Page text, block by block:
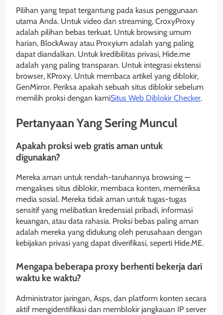
Pilihan yang tepat tergantung pada kasus penggunaan
utama Anda. Untuk video dan streaming, CroxyProxy
adalah pilihan bebas terkuat. Untuk browsing umum
harian, BlockAway atau Proxyium adalah yang paling
dapat diandalkan. Untuk kredibilitas privasi, Hide.me
adalah yang paling transparan. Untuk integrasi ekstensi
browser, KProxy. Untuk membaca artikel yang diblokir,
GenMirror. Periksa apakah sebuah situs diblokir sebelum
memilih proksi dengan kamiSitus Web Diblokir Checker.
Pertanyaan Yang Sering Muncul
Apakah proksi web gratis aman untuk
digunakan?
Mereka aman untuk rendah-taruhannya browsing —
mengakses situs diblokir, membaca konten, memeriksa
media sosial. Mereka tidak aman untuk tugas-tugas
sensitif yang melibatkan kredensial pribadi, informasi
keuangan, atau data rahasia. Proksi bebas paling aman
adalah mereka yang didukung oleh perusahaan dengan
kebijakan privasi yang dapat diverifikasi, seperti Hide.ME.
Mengapa beberapa proxy berhenti bekerja dari
waktu ke waktu?
Administrator jaringan, Asps, dan platform konten secara
aktif mengidentifikasi dan memblokir jangkauan IP server